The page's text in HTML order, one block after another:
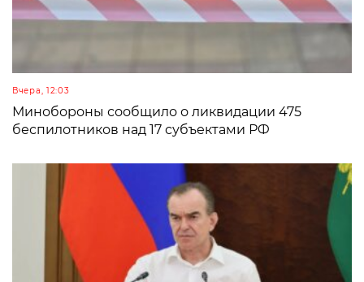
Вчера, 12:03
Минобороны сообщило о ликвидации 475
беспилотников над 17 субъектами РФ